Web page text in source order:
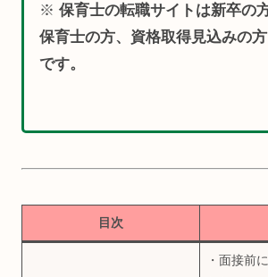
※ 保育士の転職サイトは新卒の
保育士の方、資格取得見込みの
です。
目次
・面接前